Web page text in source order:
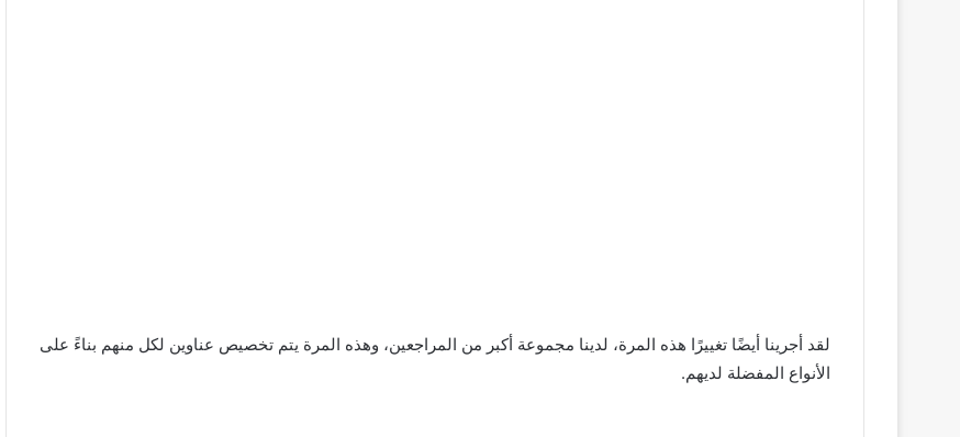
لقد أجرينا أيضًا تغييرًا هذه المرة، لدينا مجموعة أكبر من المراجعين، وهذه المرة يتم تخصيص عناوين لكل منهم بناءً على
الأنواع المفضلة لديهم.